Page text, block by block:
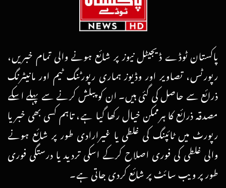
پاکستان ٹوڈے ڈیجیٹل نیوز پر شائع ہونے والی تمام خبریں،
رپورٹس، تصاویر اور وڈیوز ہماری رپورٹنگ ٹیم اور مانیٹرنگ
ذرائع سے حاصل کی گئی ہیں۔ ان کو پبلش کرنے سے پہلے اسکے
مصدقہ ذرائع کا ہرممکن خیال رکھا گیا ہے، تاہم کسی بھی خبر یا
رپورٹ میں ٹائپنگ کی غلطی یا غیرارادی طور پر شائع ہونے
والی غلطی کی فوری اصلاح کرکے اسکی تردید یا درستگی فوری
طور پر ویب سائٹ پر شائع کردی جاتی ہے۔